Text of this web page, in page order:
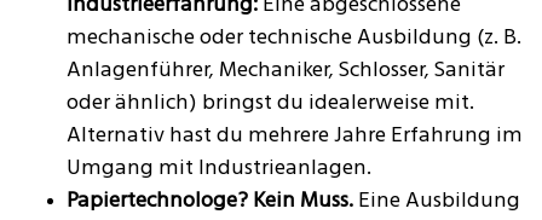
Industrieerfahrung: Eine abgeschlossene
mechanische oder technische Ausbildung (z. B.
Anlagenführer, Mechaniker, Schlosser, Sanitär
oder ähnlich) bringst du idealerweise mit.
Alternativ hast du mehrere Jahre Erfahrung im
Umgang mit Industrieanlagen.
Papiertechnologe? Kein Muss. Eine Ausbildung